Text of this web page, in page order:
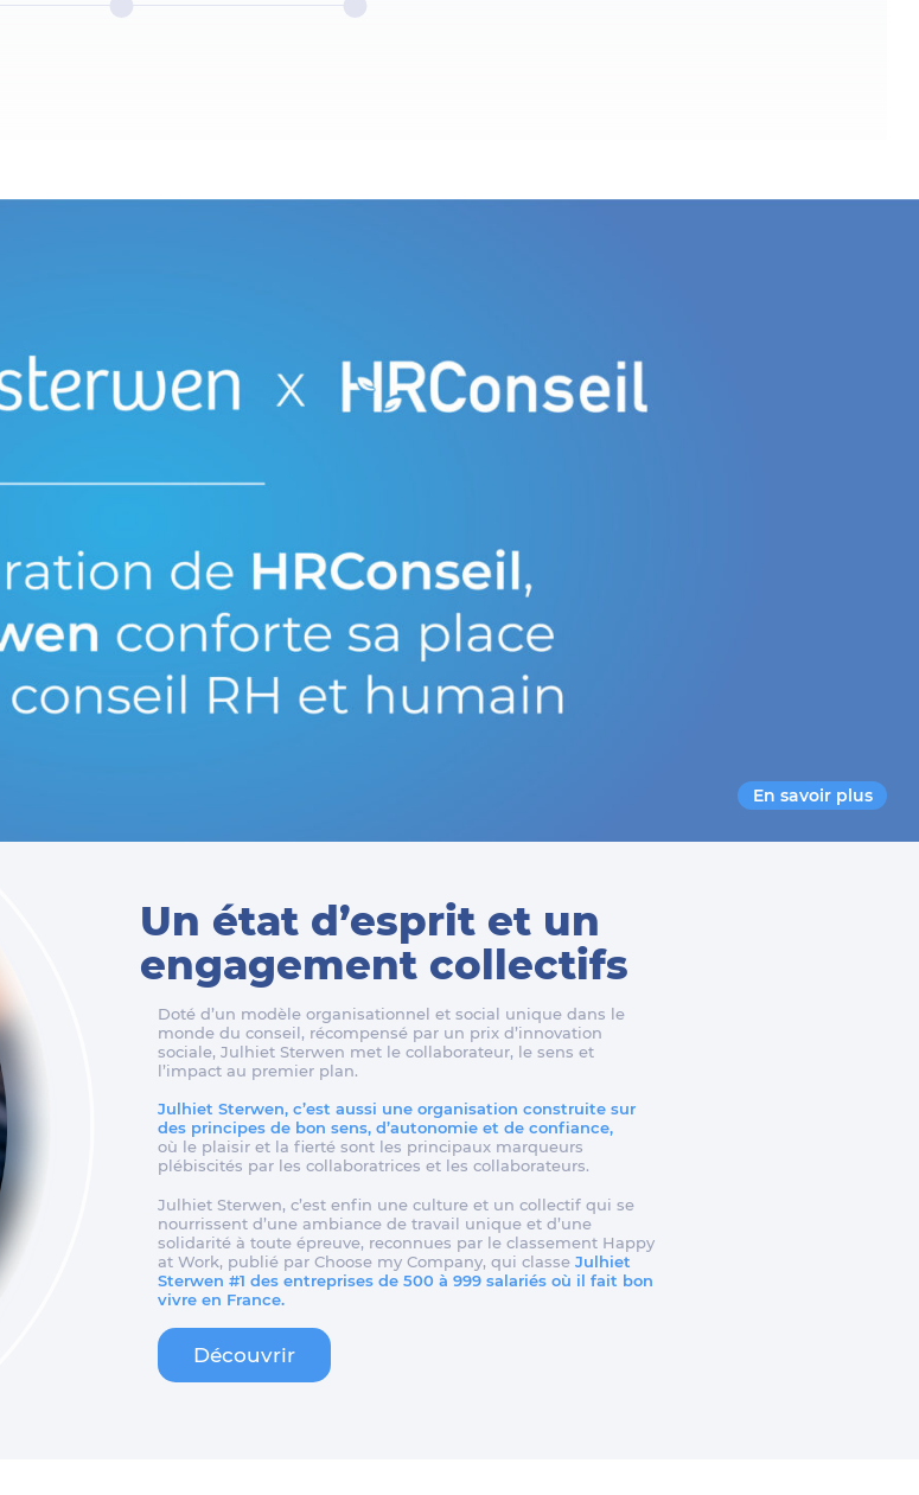
En savoir plus
Un état d’esprit et un
engagement collectifs
Doté d’un modèle organisationnel et social unique dans le
monde du conseil, récompensé par un prix d’innovation
sociale, Julhiet Sterwen met le collaborateur, le sens et
l’impact au premier plan.
Julhiet Sterwen, c’est aussi une organisation construite sur
des principes de bon sens, d’autonomie et de confiance,
où le plaisir et la fierté sont les principaux marqueurs
plébiscités par les collaboratrices et les collaborateurs.
Julhiet Sterwen, c’est enfin une culture et un collectif qui se
nourrissent d’une ambiance de travail unique et d’une
solidarité à toute épreuve, reconnues par le classement Happy
at Work, publié par Choose my Company, qui classe Julhiet
Sterwen #1 des entreprises de 500 à 999 salariés où il fait bon
vivre en France.
Découvrir